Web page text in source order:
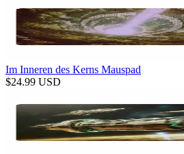
Im Inneren des Kerns Mauspad
$24.99 USD